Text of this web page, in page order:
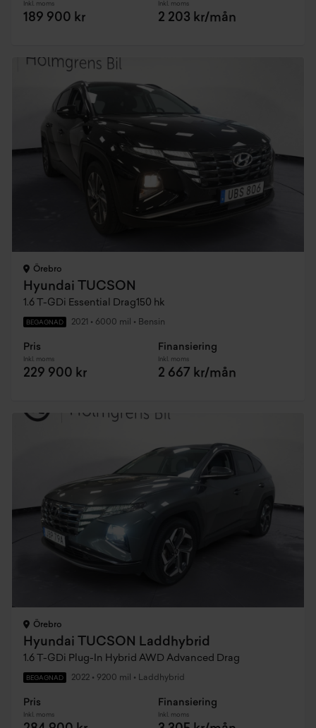
Inkl. moms
189 900 kr
Inkl. moms
2 203 kr/mån
Örebro
Hyundai TUCSON
1.6 T-GDi Essential Drag150 hk
BEGAGNAD 2021 • 6000 mil • Bensin
Pris
Inkl. moms
229 900 kr
Finansiering
Inkl. moms
2 667 kr/mån
Örebro
Hyundai TUCSON Laddhybrid
1.6 T-GDi Plug-In Hybrid AWD Advanced Drag
BEGAGNAD 2022 • 9200 mil • Laddhybrid
Pris
Inkl. moms
Finansiering
Inkl. moms